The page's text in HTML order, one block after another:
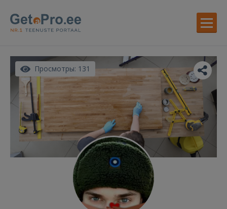
Просмотры: 131